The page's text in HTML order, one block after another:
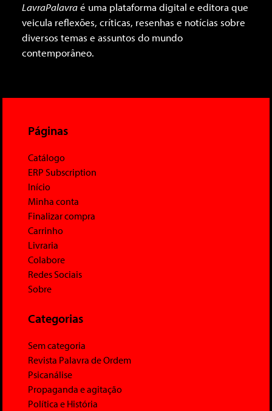
LavraPalavraé uma plataforma digital e editora que
veicula reflexões, críticas, resenhas e notícias sobre
diversos temas e assuntos do mundo
contemporâneo.
Páginas
Catálogo
ERP Subscription
Início
Minha conta
Finalizar compra
Carrinho
Livraria
Colabore
Redes Sociais
Sobre
Categorias
Sem categoria
Revista Palavra de Ordem
Psicanálise
Propaganda e agitação
Política e História